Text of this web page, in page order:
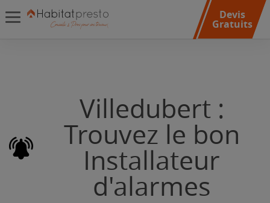
Devis
Gratuits
Villedubert :
Trouvez le bon
Installateur
d'alarmes